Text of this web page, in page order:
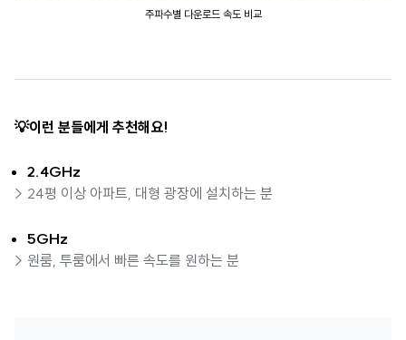
주파수별 다운로드 속도 비교
💡이런 분들에게 추천해요!
2.4GHz
> 24평 이상 아파트, 대형 광장에 설치하는 분
5GHz
> 원룸, 투룸에서 빠른 속도를 원하는 분